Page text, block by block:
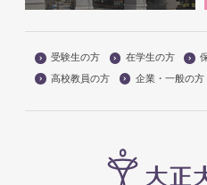
受験生の方 在学生の方
高校教員の方
企業・一般の方